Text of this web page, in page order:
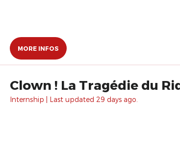
MORE INFOS
Clown ! La Tragédie du
Internship | Last updated 29 days ago.